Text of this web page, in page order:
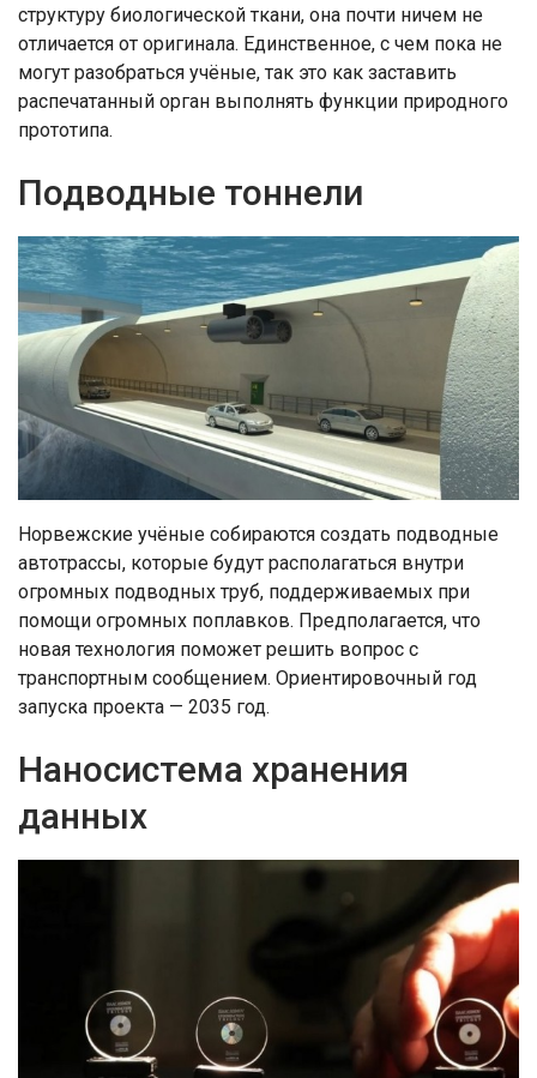
структуру биологической ткани, она почти ничем не
отличается от оригинала. Единственное, с чем пока не
могут разобраться учёные, так это как заставить
распечатанный орган выполнять функции природного
прототипа.
Подводные тоннели
Норвежские учёные собираются создать подводные
автотрассы, которые будут располагаться внутри
огромных подводных труб, поддерживаемых при
помощи огромных поплавков. Предполагается, что
новая технология поможет решить вопрос с
транспортным сообщением. Ориентировочный год
запуска проекта — 2035 год.
Наносистема хранения
данных